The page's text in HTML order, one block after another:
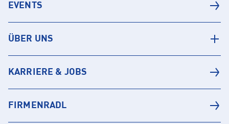
EVENTS
ÜBER UNS
KARRIERE & JOBS
FIRMENRADL